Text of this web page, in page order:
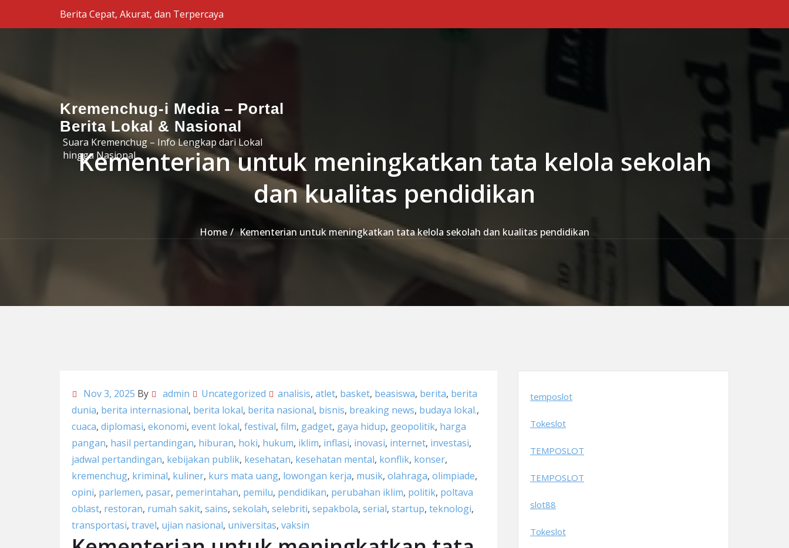
Skip to the contentBerita Cepat, Akurat, dan Terpercaya
Kremenchug-i Media – Portal
Berita Lokal & Nasional
Suara Kremenchug – Info Lengkap dari Lokal
hingga Nasional
Kementerian untuk meningkatkan tata kelola sekolah
dan kualitas pendidikan
Home Kementerian untuk meningkatkan tata kelola sekolah dan kualitas pendidikan
Nov 3, 2025 By admin Uncategorized analisis, atlet, basket, beasiswa, berita, berita
dunia, berita internasional, berita lokal, berita nasional, bisnis, breaking news, budaya lokal.,
cuaca, diplomasi, ekonomi, event lokal, festival, film, gadget, gaya hidup, geopolitik, harga
pangan, hasil pertandingan, hiburan, hoki, hukum, iklim, inflasi, inovasi, internet, investasi,
jadwal pertandingan, kebijakan publik, kesehatan, kesehatan mental, konflik, konser,
kremenchug, kriminal, kuliner, kurs mata uang, lowongan kerja, musik, olahraga, olimpiade,
opini, parlemen, pasar, pemerintahan, pemilu, pendidikan, perubahan iklim, politik, poltava
oblast, restoran, rumah sakit, sains, sekolah, selebriti, sepakbola, serial, startup, teknologi,
transportasi, travel, ujian nasional, universitas, vaksin
temposlot
Tokeslot
TEMPOSLOT
TEMPOSLOT
slot88
Tokeslot